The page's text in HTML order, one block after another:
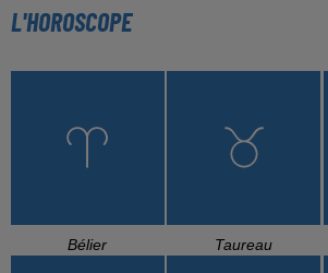
L'HOROSCOPE
Bélier Taureau